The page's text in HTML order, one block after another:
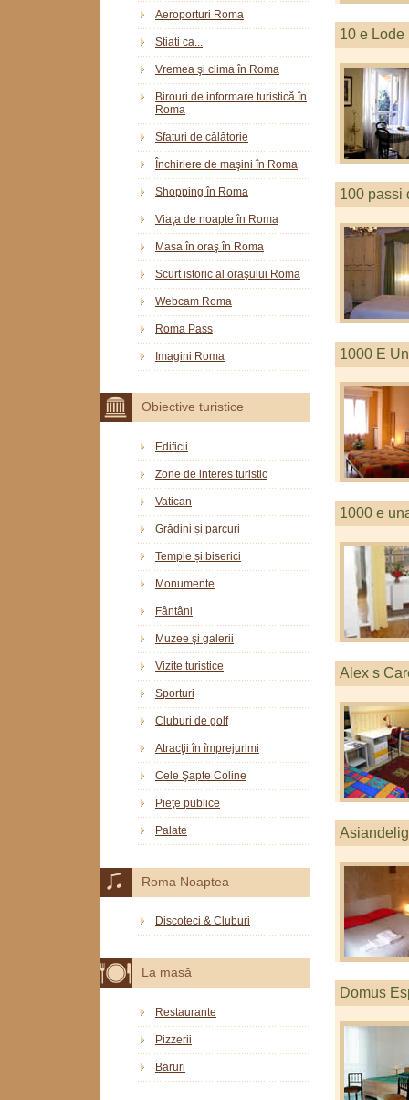
10 e Lode
100 passi
1000 E
1000 e
Alex s
Domus
Aeroporturi Roma
Stiati ca...
Vremea şi clima în Roma
Birouri de informare turistică în
Roma
Sfaturi de călătorie
Închiriere de maşini în Roma
Shopping în Roma
Viaţa de noapte în Roma
Masa în oraş în Roma
Scurt istoric al oraşului Roma
Webcam Roma
Roma Pass
Imagini Roma
Obiective turistice
Edificii
Zone de interes turistic
Vatican
Grădini și parcuri
Temple și biserici
Monumente
Fântâni
Muzee şi galerii
Vizite turistice
Sporturi
Cluburi de golf
Atracţii în împrejurimi
Cele Şapte Coline
Pieţe publice
Palate
Roma Noaptea
Discoteci & Cluburi
La masă
Restaurante
Pizzerii
Baruri